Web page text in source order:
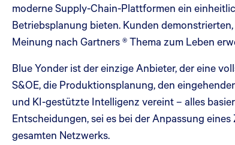
moderne Supply-Chain-Plattformen ein
Betriebsplanung bieten. Kunden
Meinung nach Gartners ® Thema zum Leben
Blue Yonder ist der einzige Anbieter, der eine
S&OE, die Produktionsplanung, den
und KI-gestützte Intelligenz vereint – alles
Entscheidungen, sei es bei der Anpassung
gesamten Netzwerks.